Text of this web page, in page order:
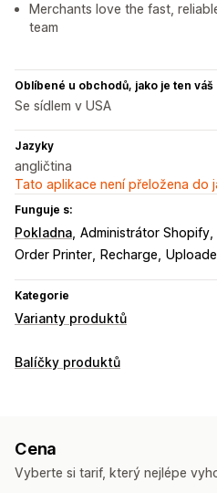
Merchants love the fast,
team
Oblíbené u obchodů, jako je ten váš
Se sídlem v USA
Jazyky
angličtina
Tato aplikace není přeložena do
Funguje s:
Pokladna Administrátor Shopify
Order Printer
Recharge
Kategorie
Varianty produktů
Přizpůsobení
Vlastní HTML
Balíčky produktů
Balíčky variant
Vytvoření balení Dárková
Cena
Vyberte si tarif, který nejlépe